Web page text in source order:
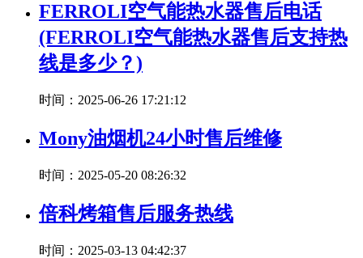
FERROLI空气能热水器售后电话
(FERROLI空气能热水器售后支持热
线是多少？)
时间：2025-06-26 17:21:12
Mony油烟机24小时售后维修
时间：2025-05-20 08:26:32
倍科烤箱售后服务热线
时间：2025-03-13 04:42:37